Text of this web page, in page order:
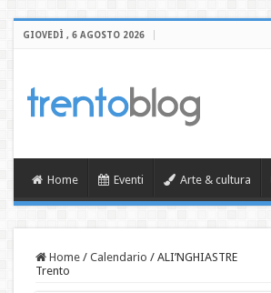
GIOVEDÌ , 6 AGOSTO 2026
Home Eventi Arte & cultura
Home / Calendario / ALI’NGHIASTRE
Trento